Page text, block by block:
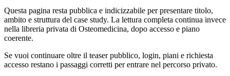
Questa pagina resta pubblica e indicizzabile per presentare titolo,
ambito e struttura del case study. La lettura completa continua invece
nella libreria privata di Osteomedicina, dopo accesso e piano
coerente.
Se vuoi continuare oltre il teaser pubblico, login, piani e richiesta
accesso restano i passaggi corretti per entrare nel percorso privato.